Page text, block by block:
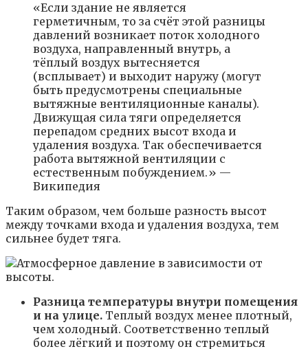
«Если здание не является
герметичным, то за счёт этой разницы
давлений возникает поток холодного
воздуха, направленный внутрь, а
тёплый воздух вытесняется
(всплывает) и выходит наружу (могут
быть предусмотрены специальные
вытяжные вентиляционные каналы).
Движущая сила тяги определяется
перепадом средних высот входа и
удаления воздуха. Так обеспечивается
работа вытяжной вентиляции с
естественным побуждением.» —
Википедия
Таким образом, чем больше разность высот
между точками входа и удаления воздуха, тем
сильнее будет тяга.
Разница температуры внутри помещения
и на улице. Теплый воздух менее плотный,
чем холодный. Соответственно теплый
более лёгкий и поэтому он стремиться